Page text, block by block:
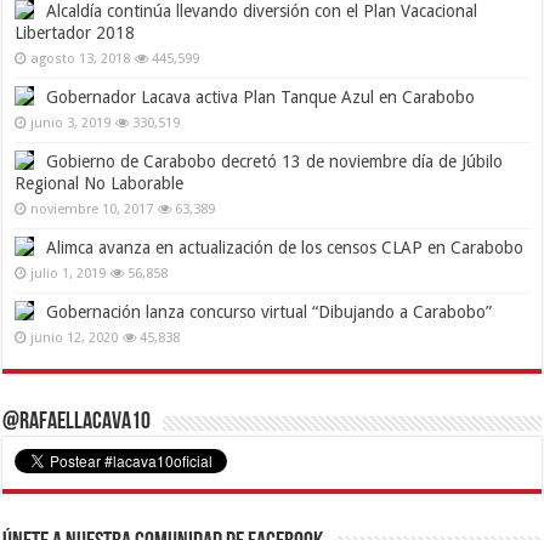
Alcaldía continúa llevando diversión con el Plan Vacacional
Libertador 2018
agosto 13, 2018 445,599
Gobernador Lacava activa Plan Tanque Azul en Carabobo
junio 3, 2019 330,519
Gobierno de Carabobo decretó 13 de noviembre día de Júbilo
Regional No Laborable
noviembre 10, 2017 63,389
Alimca avanza en actualización de los censos CLAP en Carabobo
julio 1, 2019 56,858
Gobernación lanza concurso virtual “Dibujando a Carabobo”
junio 12, 2020 45,838
@RafaelLacava10